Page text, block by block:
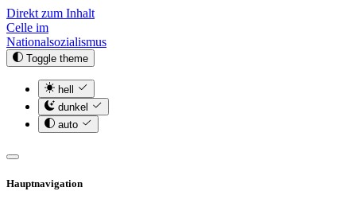
Direkt zum Inhalt
Celle im
Nationalsozialismus
Toggle theme
hell
dunkel
auto
Hauptnavigation